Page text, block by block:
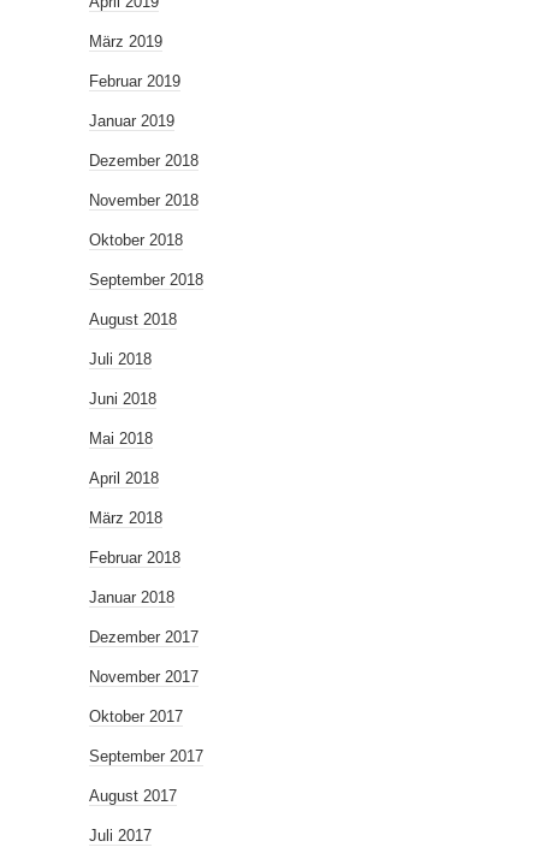
März 2019
Februar 2019
Januar 2019
Dezember 2018
November 2018
Oktober 2018
September 2018
August 2018
Juli 2018
Juni 2018
Mai 2018
April 2018
März 2018
Februar 2018
Januar 2018
Dezember 2017
November 2017
Oktober 2017
September 2017
August 2017
Juli 2017